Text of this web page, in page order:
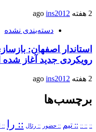
2 هفته ago ins2012
دسته‌بندی نشده
استاندار اصفهان:
رویکردی جدید آغاز
2 هفته ago ins2012
برچسب‌ها
::
:: :: :: تیم :: حضور :: رئال :: را ::